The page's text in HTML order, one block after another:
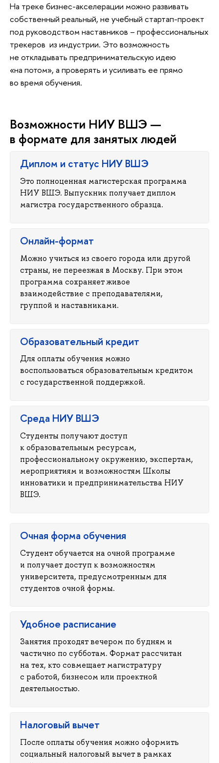
На треке бизнес-акселерации можно развивать
собственный реальный, не учебный стартап-проект
под руководством наставников – профессиональных
трекеров из индустрии. Это возможность
не откладывать предпринимательскую идею
«на потом», а проверять и усиливать ее прямо
о время обучения.
озможности НИУ ВШЭ —
формате для занятых людей
Диплом и статус НИУ ВШЭ
Это полноценная магистерская программа
НИУ ВШЭ. Выпускник получает диплом
магистра государственного образца.
Онлайн-формат
Можно учиться из своего города или другой
страны, не переезжая в Москву. При этом
программа сохраняет живое
заимодействие с преподавателями,
руппой и наставниками.
Образовательный кредит
Для оплаты обучения можно
оспользоваться образовательным кредитом
с государственной поддержкой.
Среда НИУ ВШЭ
Студенты получают доступ
к образовательным ресурсам,
профессиональному окружению, экспертам,
мероприятиям и возможностям Школы
инноватики и предпринимательства НИУ
ШЭ.
Очная форма обучения
Студент обучается на очной программе
и получает доступ к возможностям
университета, предусмотренным для
студентов очной формы.
Удобное расписание
Занятия проходят вечером по будням и
частично по субботам. Формат рассчитан
на тех, кто совмещает магистратуру
с работой, бизнесом или проектной
деятельностью.
Налоговый вычет
После оплаты обучения можно оформить
социальный налоговый вычет в рамках